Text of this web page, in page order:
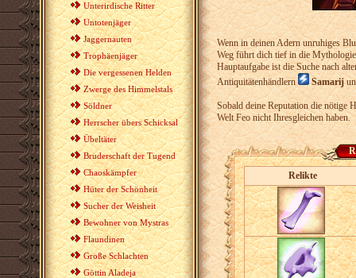
Unterirdische Ritter
Untotenjäger
Jaggernauten
Trophäenjäger
Die vergessenen Helden
Zwerge des Himmelstals
Söldner
Herrscher übers Schicksal
Übeltäter
Bruderschaft der Tugend
Chaoskämpfer
Hüter der Schönheit
Sucher der Weisheit
Bewohner von Mystras
Flaundinen
Große Schlachten
Göttin Aladeja
Wenn in deinen Adern unruhiges
Weg führt dich tief in die
Hauptaufgabe ist die Suche nach
Antiquitätenhändlern
Samarij
Sobald deine Reputation die nötige
Welt Feo nicht Ihresgleichen haben.
Relikte